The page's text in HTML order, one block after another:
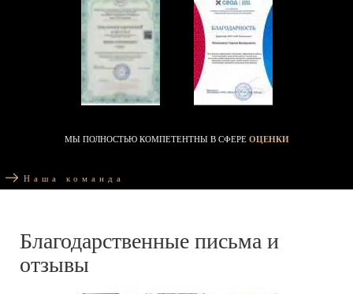
МЫ ПОЛНОСТЬЮ КОМПЕТЕНТНЫ В СФЕРЕ ОЦЕНКИ
Наша команда
Благодарственные письма и
отзывы